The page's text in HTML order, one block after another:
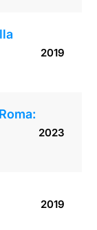
2019
2023
2019